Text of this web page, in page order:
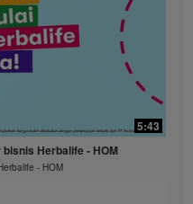
5:43
Herbalife - HOM
- HOM